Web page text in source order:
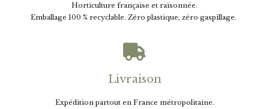
Horticulture française et raisonnée.
Emballage 100 % recyclable. Zéro plastique, zéro gaspillage.

Livraison
Expédition partout en France métropolitaine.